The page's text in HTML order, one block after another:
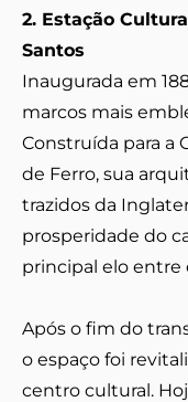
2. Estação
Santos
Inaugurada em
marcos mais
Construída para a
de Ferro, sua
trazidos da
prosperidade do
principal elo entre
Após o fim do
o espaço foi
centro cultural.